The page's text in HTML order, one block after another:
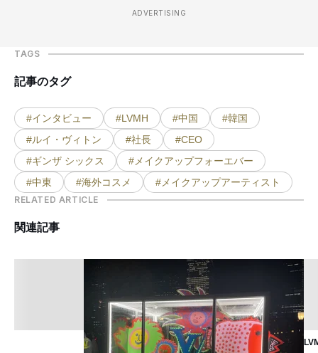
る企画を進行。2025年9月より再びファッション
ADVERTISING
TAGS
記事のタグ
#インタビュー #LVMH #中国
#韓国
#ルイ・ヴィトン
#社長
#CEO
#ギンザ シックス
#メイクアップフォーエバー
#中東
#海外コスメ #メイクアップアーティスト
RELATED ARTICLE
関連記事